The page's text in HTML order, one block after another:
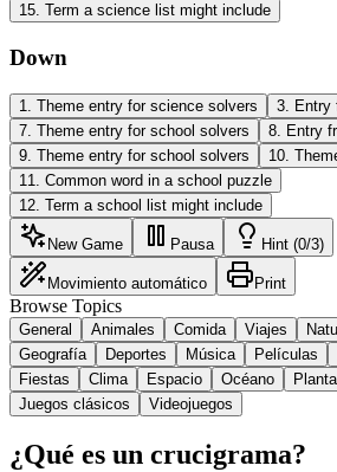
15. Term a science list might include
Down
1 Theme entry for science solvers 3 Entry
7 Theme entry for school solvers 8 Entry
9 Theme entry for school solvers 10
11
Common word in a school puzzle
12 Term a school list might include
New Game Pausa Hint (0/3)
Movimiento automático Print
Browse Topics
General Animales Comida Viajes
Geografía
Deportes Música Películas
Fiestas
Clima Espacio Océano
Juegos clásicos
Videojuegos
¿Qué es un crucigrama?